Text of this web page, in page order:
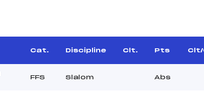
Cat. Discipline Clt. Pts
FFS Slalom Abs